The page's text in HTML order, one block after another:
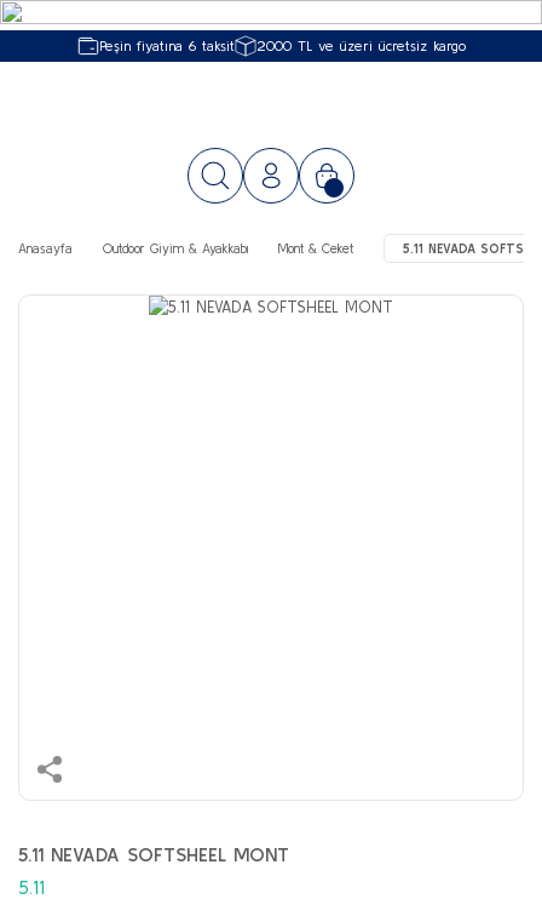
Peşin fiyatına 6 taksit 2000 TL ve üzeri ücretsiz kargo
Anasayfa Outdoor Giyim & Ayakkabı Mont & Ceket 5.11 NEVADA
5.11 NEVADA SOFTSHEEL MONT
5.11